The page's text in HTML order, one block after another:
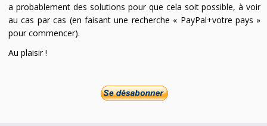
a probablement des solutions pour que cela soit possible, à voir
au cas par cas (en faisant une recherche « PayPal+votre pays »
pour commencer).
Au plaisir !